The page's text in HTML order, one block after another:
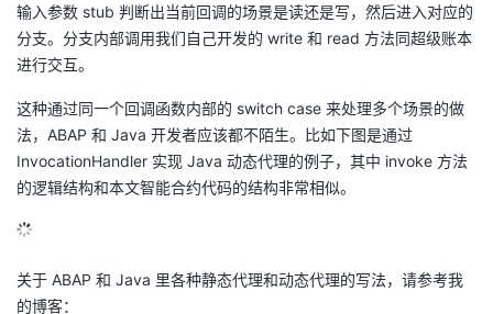
输入参数 stub 判断出当前回调的场景是读还是写，然后进入对应的
分支。分支内部调用我们自己开发的 write 和 read 方法同超级账本
进行交互。
这种通过同一个回调函数内部的 switch case 来处理多个场景的做
法，ABAP 和 Java 开发者应该都不陌生。比如下图是通过
InvocationHandler 实现 Java 动态代理的例子，其中 invoke 方法
的逻辑结构和本文智能合约代码的结构非常相似。
关于 ABAP 和 Java 里各种静态代理和动态代理的写法，请参考我
的博客：